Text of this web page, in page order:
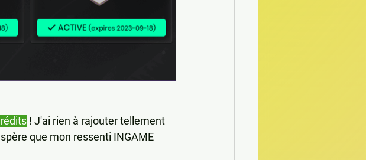
! J'ai rien à rajouter tellement
que mon ressenti INGAME